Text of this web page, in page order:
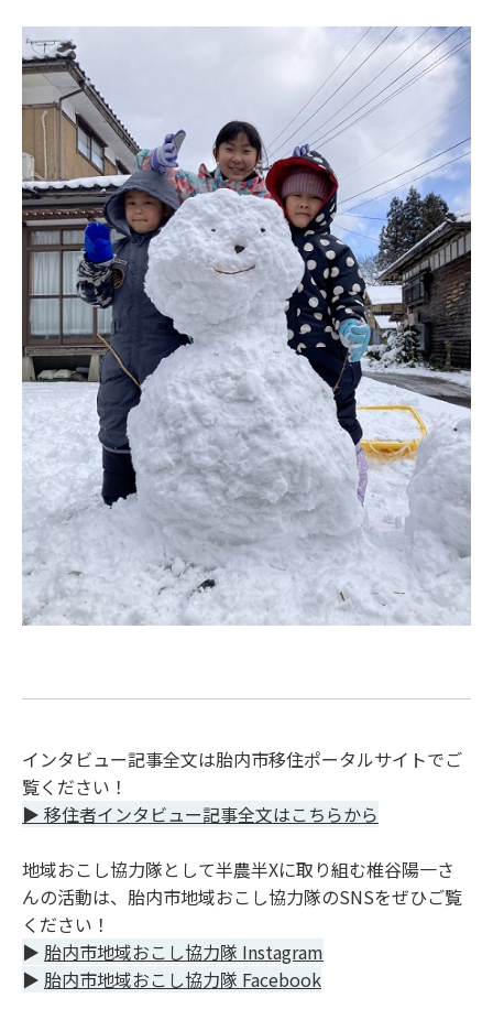
インタビュー記事全文は胎内市移住ポータルサイトでご
覧ください！
▶ 移住者インタビュー記事全文はこちらから
地域おこし協力隊として半農半Xに取り組む椎谷陽一さ
んの活動は、胎内市地域おこし協力隊のSNSをぜひご覧
ください！
▶ 胎内市地域おこし協力隊 Instagram
▶ 胎内市地域おこし協力隊 Facebook